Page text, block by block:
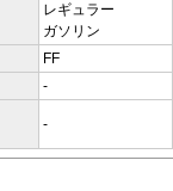
レギュラー
ガソリン
FF
-
-